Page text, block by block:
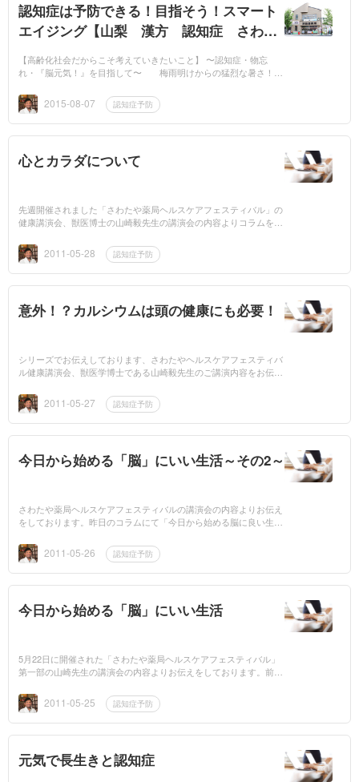
認知症は予防できる！目指そう！スマート
エイジング【山梨 漢方 認知症 さわた
【高齢化社会だからこそ考えていきたいこと】 〜認知症・物忘
れ・『脳元気！』を目指して〜 梅雨明けからの猛烈な暑さ！で
の働きも今ひ...
2015-08-07 認知症予防
心とカラダについて
先週開催されました「さわたや薬局ヘルスケアフェスティバル」の
健康講演会、獣医博士の山崎毅先生の講演会の内容よりコラムをお
ルシウムの大...
2011-05-28 認知症予防
意外！？カルシウムは頭の健康にも必要！
シリーズでお伝えしております、さわたやヘルスケアフェスティバ
ル健康講演会、獣医学博士である山崎毅先生のご講演内容をお伝え
きましたが、...
2011-05-27 認知症予防
今日から始める「脳」にいい生活～その2～
さわたや薬局ヘルスケアフェスティバルの講演会の内容よりお伝え
をしております。昨日のコラムにて「今日から始める脳に良い生
と・・・・...2011-05-26 認知症予防
今日から始める「脳」にいい生活
5月22日に開催された「さわたや薬局ヘルスケアフェスティバル」
第一部の山崎先生の講演会の内容よりお伝えをしております。前回
では、この...2011-05-25 認知症予防
元気で長生きと認知症